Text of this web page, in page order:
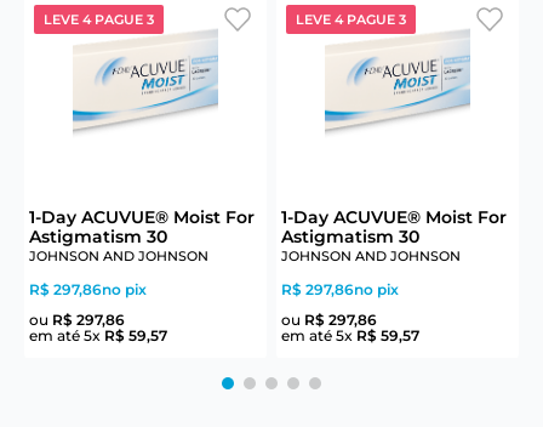
LEVE 4 PAGUE 3
1-Day ACUVUE® Moist For
Astigmatism 30
JOHNSON AND JOHNSON
R$ 297,86no pix
ou R$ 297,86
em até 5x R$ 59,57
LEVE 4 PAGUE 3
1-Day ACUVUE® Moist For
Astigmatism 30
JOHNSON AND JOHNSON
R$ 297,86no pix
ou R$ 297,86
em até 5x R$ 59,57